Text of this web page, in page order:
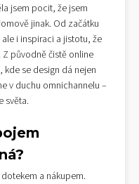
jsem pocit, že jsem
jinak. Od začátku
i inspiraci a jistotu, že
původně čistě online
se design dá nejen
v duchu omnichannelu –
světa.
a nákupem.